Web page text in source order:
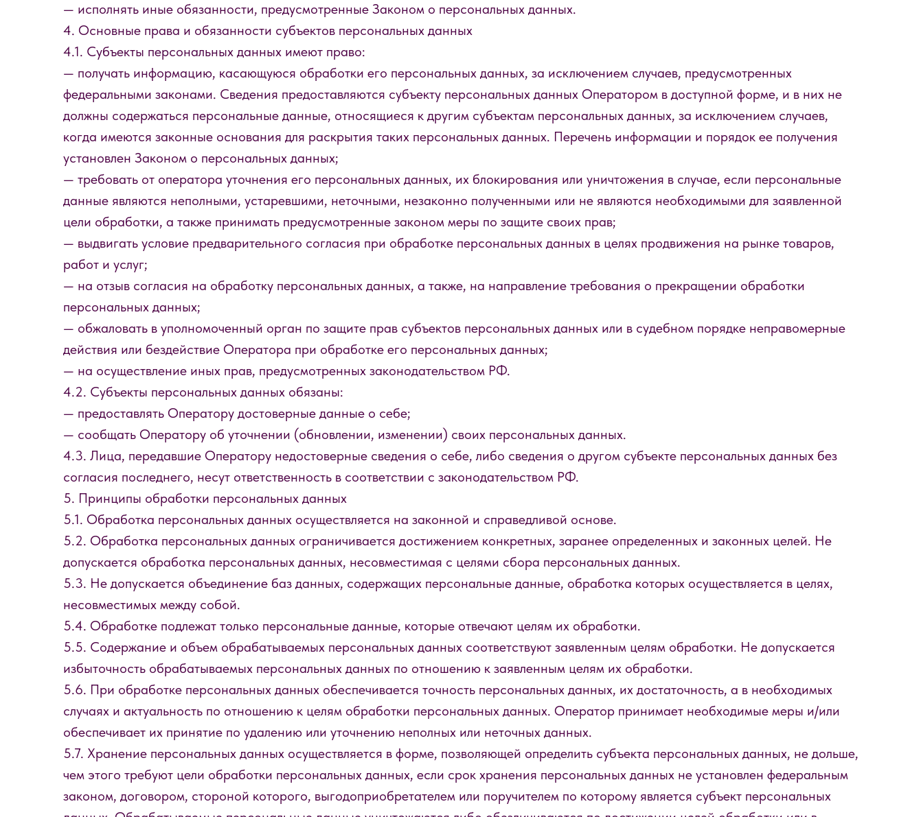
— исполнять иные обязанности, предусмотренные Законом о персональных данных.
4. Основные права и обязанности субъектов персональных данных
4.1. Субъекты персональных данных имеют право:
— получать информацию, касающуюся обработки его персональных данных, за исключением случаев, предусмотренных
федеральными законами. Сведения предоставляются субъекту персональных данных Оператором в доступной форме, и в них не
должны содержаться персональные данные, относящиеся к другим субъектам персональных данных, за исключением случаев,
когда имеются законные основания для раскрытия таких персональных данных. Перечень информации и порядок ее получения
установлен Законом о персональных данных;
— требовать от оператора уточнения его персональных данных, их блокирования или уничтожения в случае, если персональные
данные являются неполными, устаревшими, неточными, незаконно полученными или не являются необходимыми для заявленной
цели обработки, а также принимать предусмотренные законом меры по защите своих прав;
— выдвигать условие предварительного согласия при обработке персональных данных в целях продвижения на рынке товаров,
работ и услуг;
— на отзыв согласия на обработку персональных данных, а также, на направление требования о прекращении обработки
персональных данных;
— обжаловать в уполномоченный орган по защите прав субъектов персональных данных или в судебном порядке неправомерные
действия или бездействие Оператора при обработке его персональных данных;
— на осуществление иных прав, предусмотренных законодательством РФ.
4.2. Субъекты персональных данных обязаны:
— предоставлять Оператору достоверные данные о себе;
— сообщать Оператору об уточнении (обновлении, изменении) своих персональных данных.
4.3. Лица, передавшие Оператору недостоверные сведения о себе, либо сведения о другом субъекте персональных данных без
согласия последнего, несут ответственность в соответствии с законодательством РФ.
5. Принципы обработки персональных данных
5.1. Обработка персональных данных осуществляется на законной и справедливой основе.
5.2. Обработка персональных данных ограничивается достижением конкретных, заранее определенных и законных целей. Не
допускается обработка персональных данных, несовместимая с целями сбора персональных данных.
5.3. Не допускается объединение баз данных, содержащих персональные данные, обработка которых осуществляется в целях,
несовместимых между собой.
5.4. Обработке подлежат только персональные данные, которые отвечают целям их обработки.
5.5. Содержание и объем обрабатываемых персональных данных соответствуют заявленным целям обработки. Не допускается
избыточность обрабатываемых персональных данных по отношению к заявленным целям их обработки.
5.6. При обработке персональных данных обеспечивается точность персональных данных, их достаточность, а в необходимых
случаях и актуальность по отношению к целям обработки персональных данных. Оператор принимает необходимые меры и/или
обеспечивает их принятие по удалению или уточнению неполных или неточных данных.
5.7. Хранение персональных данных осуществляется в форме, позволяющей определить субъекта персональных данных, не дольше,
чем этого требуют цели обработки персональных данных, если срок хранения персональных данных не установлен федеральным
законом, договором, стороной которого, выгодоприобретателем или поручителем по которому является субъект персональных